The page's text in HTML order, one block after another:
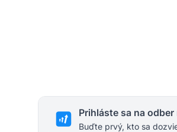
Prihláste sa na
Buďte prvý, kto sa